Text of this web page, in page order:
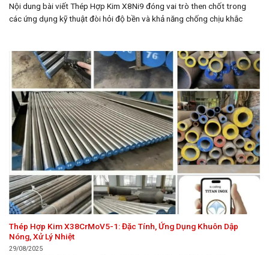
Nội dung bài viết Thép Hợp Kim X8Ni9 đóng vai trò then chốt trong
các ứng dụng kỹ thuật đòi hỏi độ bền và khả năng chống chịu khắc
Thép Hợp Kim X38CrMoV5-1: Đặc Tính, Ứng Dụng Khuôn Dập
Nóng, Xử Lý Nhiệt
29/08/2025